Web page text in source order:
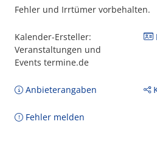
Fehler und Irrtümer vorbehalten.
Kalender-Ersteller:
Veranstaltungen und
Events termine.de
Anbieterangaben
Fehler melden